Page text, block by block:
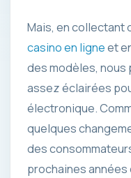
Mais, en collectant
casino en ligneet
des modèles,
assez éclairées
électronique.
quelques
des
prochaines années